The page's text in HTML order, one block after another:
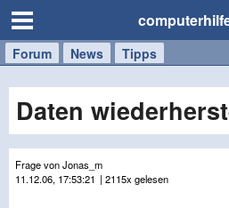
Forum News Tipps
Handy
Tablet
Windows
Mac
Daten
Frage von Jonas_m
11.12.06, 17:53:21 | 2115x gelesen